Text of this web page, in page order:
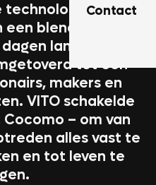
Contact
technologie en
blender gooit?
lang werden
tot een
makers en
VITO schakelde
– om van
alles vast te
en tot leven te